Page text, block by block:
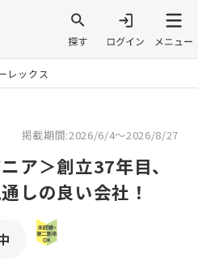
レックス
掲載期間:2026/6/4～2026/8/27
ア＞創立37年目、
しの良い会社！